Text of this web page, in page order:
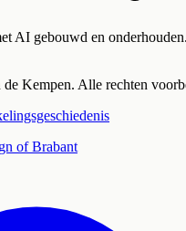
AI gebouwd en onderhouden.
de Kempen. Alle rechten
of Brabant